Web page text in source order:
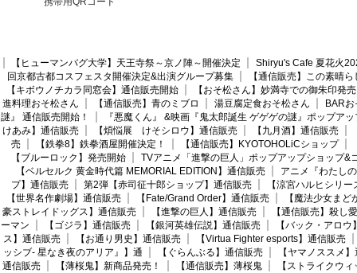
【ヒューマンバグ大学】天王寺祭～京ノ陣～開催決定
Shiryu's Cafe 夏花火
回京都古都コスフェスタ開催決定&出演グループ募集
【通信販売】この素晴
【キボウノチカラ同窓会】通信販売開始
【おそ松さん】妙満寺での御朱印発売
進料理おそ松さん
【通信販売】青のミブロ 湯豆腐定食おそ松さん
BAR
謎』 通信販売開始！
『悪魔くん』 &映画『鬼太郎誕生 ゲゲゲの謎』ポップア
けあみ】通信販売
【煩悩展 けそシロウ】通信販売 【九月酒】通信販売
売
【鉄拳8】鉄拳酒屋開催決定！ 【通信販売】KYOTOHOLiCショップ
【ブルーロック】発売開始
TVアニメ「進撃の巨人」ポップアップショップ&
【ベルセルク 黄金時代篇 MEMORIAL EDITION】通信販売
アニメ『わたし
プ】通信販売
第2弾【赤司征十郎ショップ】通信販売
【涼宮ハルヒシリ
【世界名作劇場】通信販売
【Fate/Grand Order】通信販売
【魔法少女ま
豪ストレイドッグス】通信販売
【進撃の巨人】通信販売
【通信販売】殺し愛
ーマン
【ゴジラ】通信販売 【銀河英雄伝説】通信販売
【バック・アロウ
ス】通信販売
【お通り男史】通信販売
【Virtua Fighter esports】通信販売
ッシブ- 星なき夜のアリア』】通
【ぐらんぶる】通信販売
【ヤマノススメ
通信販売
【薄桜鬼】新商品発売！ 【通信販売】薄桜鬼
【ストライクウ